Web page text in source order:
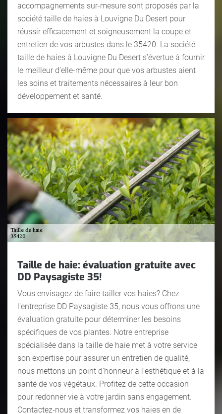
accompagnements sur-mesure sont proposés par la
société taille de haies à Louvigne Du Desert pour
réussir efficacement et soigneusement la coupe et
entretien de vos arbustes dans le 35420. La société
taille de haies à Louvigne Du Desert s’évertue à fournir
le meilleur d’elle-même pour que vos arbustes aient
les soins et traitements nécessaires à leur bon
développement et santé.
Taille de haie: évaluation gratuite avec
DD Paysagiste 35!
Vous envisagez de faire tailler vos haies? Chez
l'entreprise DD Paysagiste 35, nous vous offrons une
évaluation gratuite pour déterminer les besoins
spécifiques de vos plantes. Notre entreprise
spécialisée dans la taille de haie met à votre service
son expertise pour assurer un entretien de qualité,
nous mettons un point d'honneur à l'esthétique et à la
santé de vos végétaux. Profitez de cette occasion
pour redonner vie à votre jardin sans engagement.
Contactez-nous et transformez vos haies en de